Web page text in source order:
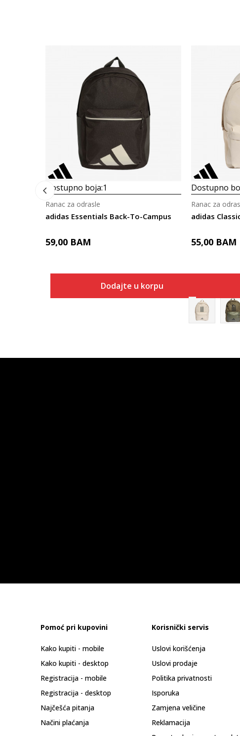
Dostupno boja:1
adidas Essentials Back-To-Campus
Ranac za odrasle
59,00 BAM
Dodajte u korpu
Dostupno
Ranac za
55,00 BAM
Pomoć pri kupovini
Kako kupiti - mobile
Kako kupiti - desktop
Registracija - mobile
Registracija - desktop
Najčešća pitanja
Načini plaćanja
Korisnički servis
Uslovi korišćenja
Uslovi prodaje
Politika privatnosti
Isporuka
Zamjena veličine
Reklamacija